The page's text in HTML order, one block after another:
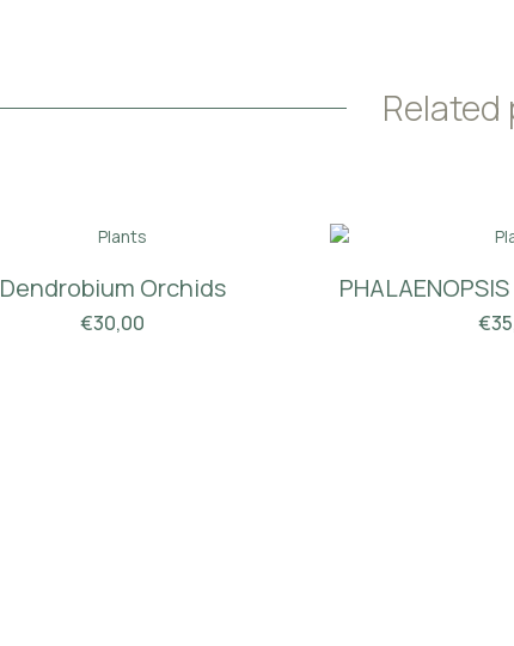
Dendrobium Orchids
€30,00 €